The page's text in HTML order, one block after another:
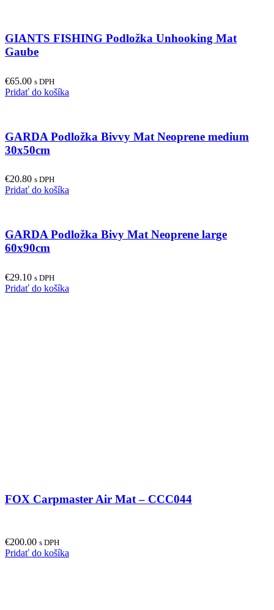
GIANTS FISHING Podložka Unhooking Mat
Gaube
€65.00 s DPH
Pridať do košíka
GARDA Podložka Bivvy Mat Neoprene medium
30x50cm
€20.80 s DPH
Pridať do košíka
GARDA Podložka Bivy Mat Neoprene large
60x90cm
€29.10 s DPH
Pridať do košíka
FOX Carpmaster Air Mat – CCC044
€200.00 s DPH
Pridať do košíka